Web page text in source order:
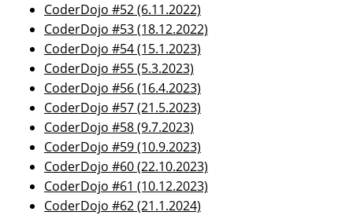
CoderDojo #52 (6.11.2022)
CoderDojo #53 (18.12.2022)
CoderDojo #54 (15.1.2023)
CoderDojo #55 (5.3.2023)
CoderDojo #56 (16.4.2023)
CoderDojo #57 (21.5.2023)
CoderDojo #58 (9.7.2023)
CoderDojo #59 (10.9.2023)
CoderDojo #60 (22.10.2023)
CoderDojo #61 (10.12.2023)
CoderDojo #62 (21.1.2024)